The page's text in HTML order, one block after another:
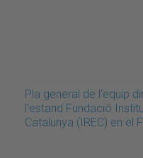
Pla general de l'equip
l'estand Fundació
Catalunya (IREC) en el